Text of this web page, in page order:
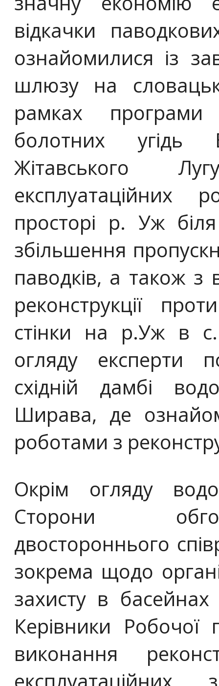
відкачки
ознайомилися із
шлюзу на
рамках програми
болотних
Жітавського
експлуатаційних
просторі р. Уж
збільшення
паводків, а також
реконструкції
стінки на р.Уж в с.
огляду експерти
східній дамбі
Ширава, де
роботами з
Окрім огляду
Сторони
двостороннього
зокрема щодо
захисту в
Керівники
виконання